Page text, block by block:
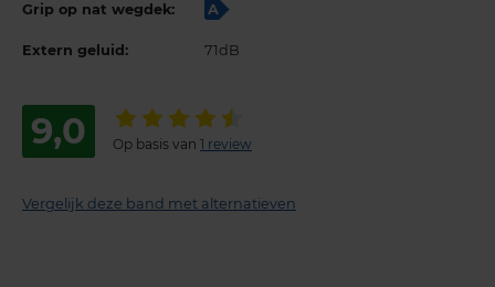
Grip op nat wegdek: A
Extern geluid: 71dB
9,0 Op basis van 1 review
Vergelijk deze band met alternatieven